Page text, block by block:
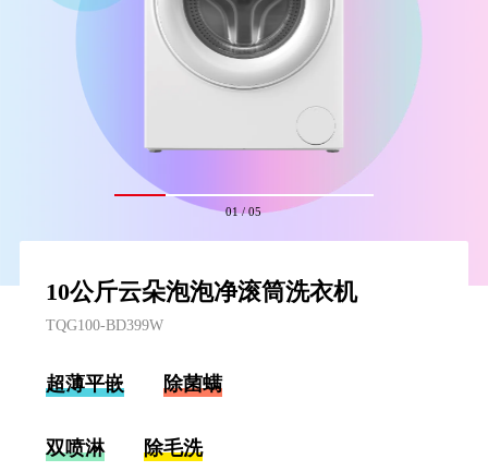
01/05
10公斤云朵泡泡净滚筒洗衣机
TQG100-BD399W
超薄平嵌 除菌螨
双喷淋 除毛洗